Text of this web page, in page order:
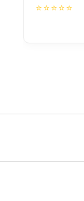
⭐⭐⭐⭐⭐